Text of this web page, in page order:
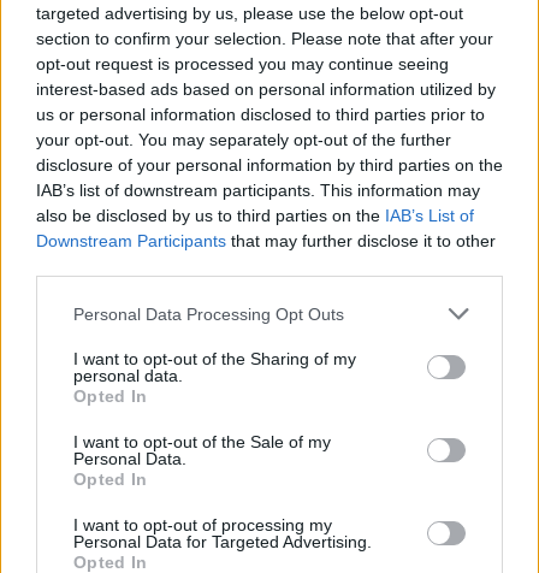
targeted advertising by us, please use the below opt-out
section to confirm your selection. Please note that after your
opt-out request is processed you may continue seeing
interest-based ads based on personal information utilized by
us or personal information disclosed to third parties prior to
your opt-out. You may separately opt-out of the further
disclosure of your personal information by third parties on the
IAB’s list of downstream participants. This information may
also be disclosed by us to third parties on the IAB’s List of
Downstream Participants that may further disclose it to other
Personal Data Processing Opt Outs
I want to opt-out of the Sharing of my
personal data.
Opted In
I want to opt-out of the Sale of my
Personal Data.
Opted In
I want to opt-out of processing my
Personal Data for Targeted Advertising.
Opted In